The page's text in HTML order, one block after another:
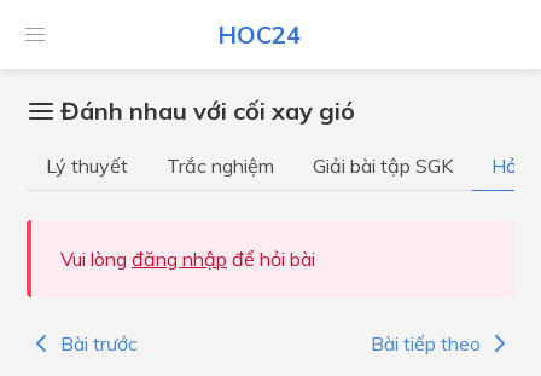
HOC24
Đánh nhau với cối xay gió
Lý thuyết Trắc nghiệm Giải bài tập SGK Hỏi
Vui lòng đăng nhập để hỏi bài
Bài trước Bài tiếp theo